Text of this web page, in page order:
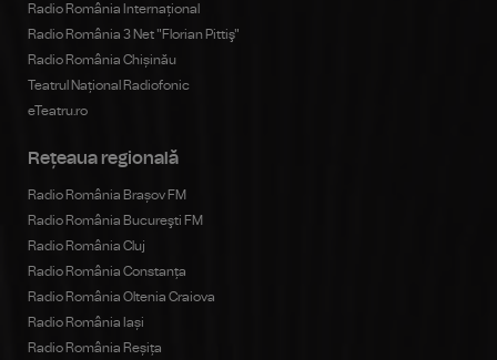
Radio România Internațional
Radio România 3 Net "Florian Pittiş"
Radio România Chișinău
Teatrul Național Radiofonic
eTeatru.ro
Rețeaua regională
Radio România Brașov FM
Radio România Bucureşti FM
Radio România Cluj
Radio România Constanța
Radio România Oltenia Craiova
Radio România Iași
Radio România Reșița